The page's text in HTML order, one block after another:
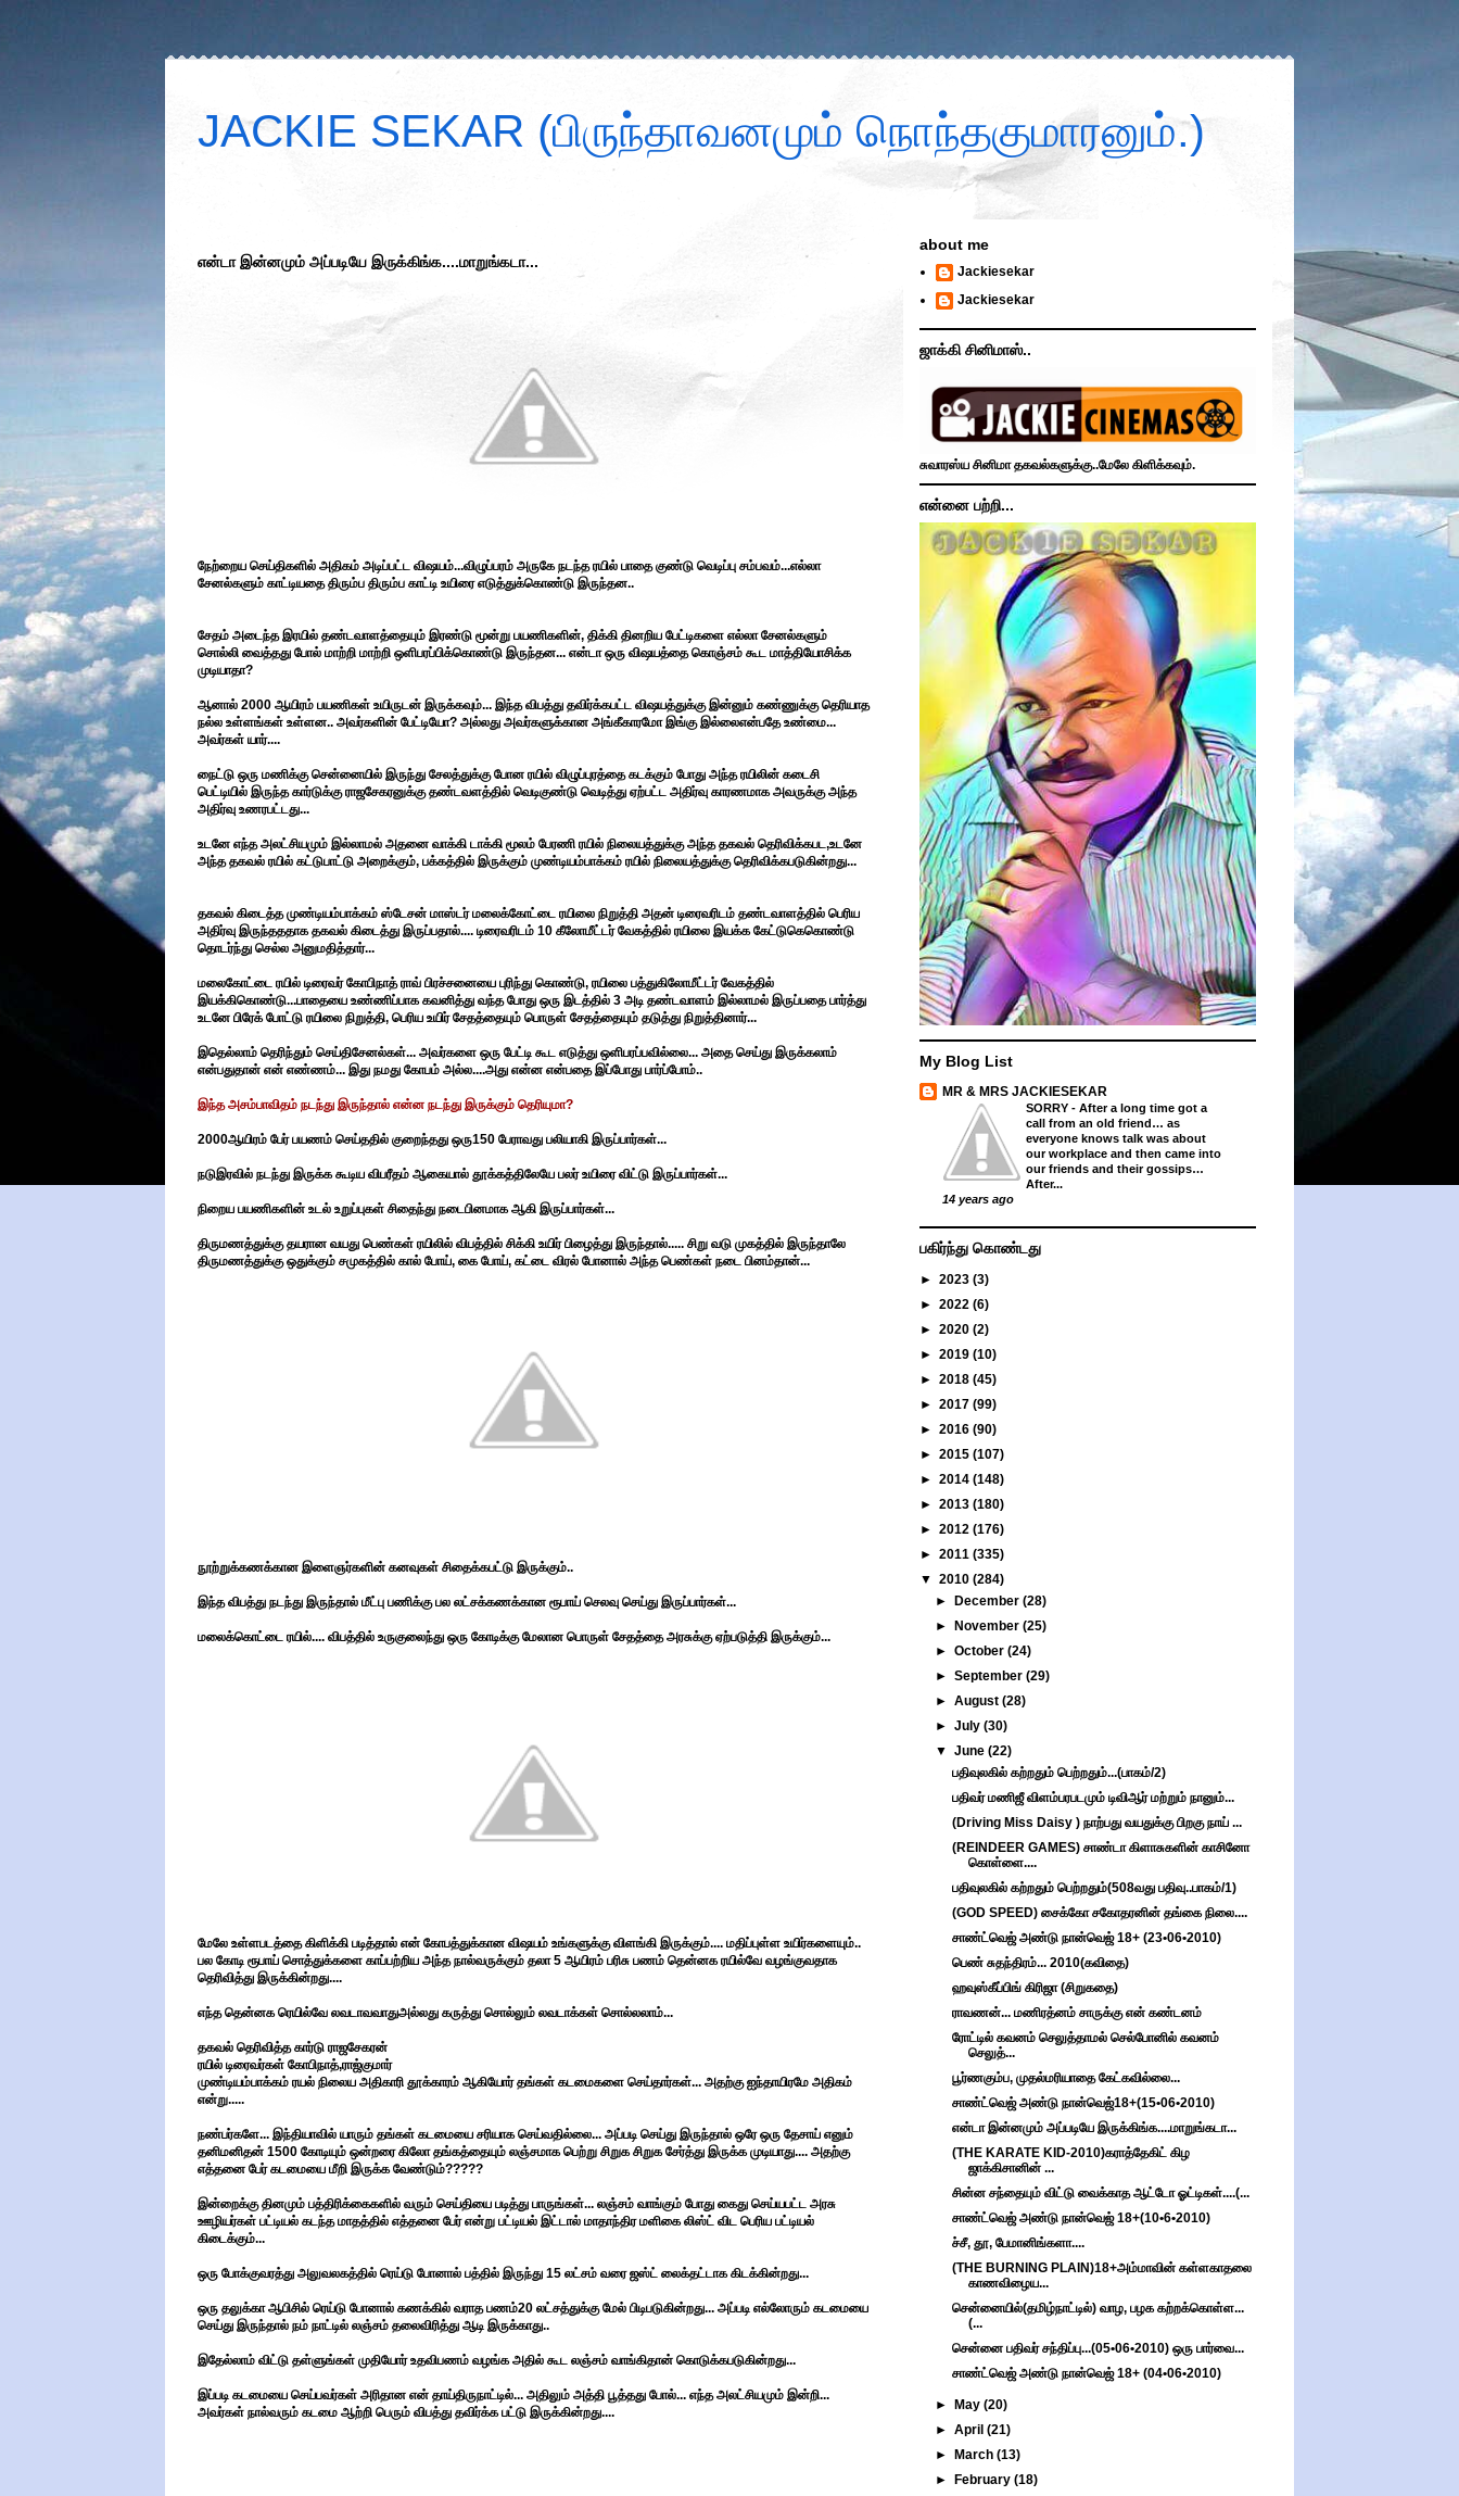
JACKIE SEKAR (பிருந்தாவனமும் நொந்தகுமாரனும்.)
என்டா இன்னமும் அப்படியே இருக்கிங்க....மாறுங்கடா...
நேற்றைய செய்திகளில் அதிகம் அடிப்பட்ட விஷயம்...விழுப்பரம் அருகே நடந்த ரயில் பாதை குண்டு வெடிப்பு சம்பவம்...எல்லா
சேனல்களும் காட்டியதை திரும்ப திரும்ப காட்டி உயிரை எடுத்துக்கொண்டு இருந்தன..
சேதம் அடைந்த இரயில் தண்டவாளத்தையும் இரண்டு மூன்று பயணிகளின், திக்கி தினறிய பேட்டிகளை எல்லா சேனல்களும்
சொல்லி வைத்தது போல் மாற்றி மாற்றி ஒளிபரப்பிக்கொண்டு இருந்தன... என்டா ஒரு விஷயத்தை கொஞ்சம் கூட மாத்தியோசிக்க
முடியாதா?
ஆனால் 2000 ஆயிரம் பயணிகள் உயிருடன் இருக்கவும்... இந்த விபத்து தவிர்க்கபட்ட விஷயத்துக்கு இன்னும் கண்ணுக்கு தெரியாத
நல்ல உள்ளங்கள் உள்ளன.. அவர்களின் பேட்டியோ? அல்லது அவர்களுக்கான அங்கீகாரமோ இங்கு இல்லைஎன்பதே உண்மை...
அவர்கள் யார்....
நைட்டு ஒரு மணிக்கு சென்னையில் இருந்து சேலத்துக்கு போன ரயில் விழுப்புரத்தை கடக்கும் போது அந்த ரயிலின் கடைசி
பெட்டியில் இருந்த கார்டுக்கு ராஜசேகரனுக்கு தண்டவளத்தில் வெடிகுண்டு வெடித்து ஏற்பட்ட அதிர்வு காரணமாக அவருக்கு அந்த
அதிர்வு உணரபட்டது...
உடனே எந்த அலட்சியமும் இல்லாமல் அதனை வாக்கி டாக்கி மூலம் பேரணி ரயில் நிலையத்துக்கு அந்த தகவல் தெரிவிக்கபட,உடனே
அந்த தகவல் ரயில் கட்டுபாட்டு அறைக்கும், பக்கத்தில் இருக்கும் முண்டியம்பாக்கம் ரயில் நிலையத்துக்கு தெரிவிக்கபடுகின்றது...
தகவல் கிடைத்த முண்டியம்பாக்கம் ஸ்டேசன் மாஸ்டர் மலைக்கோட்டை ரயிலை நிறுத்தி அதன் டிரைவரிடம் தண்டவாளத்தில் பெரிய
அதிர்வு இருந்தததாக தகவல் கிடைத்து இருப்பதால்.... டிரைவரிடம் 10 கீலோமீட்டர் வேகத்தில் ரயிலை இயக்க கேட்டுகெகொண்டு
தொடர்ந்து செல்ல அனுமதித்தார்...
மலைகோட்டை ரயில் டிரைவர் கோபிநாத் ராவ் பிரச்சனையை புரிந்து கொண்டு, ரயிலை பத்துகிலோமீட்டர் வேகத்தில்
இயக்கிகொண்டு...பாதையை உண்ணிப்பாக கவனித்து வந்த போது ஒரு இடத்தில் 3 அடி தண்டவாளம் இல்லாமல் இருப்பதை பார்த்து
உடனே பிரேக் போட்டு ரயிலை நிறுத்தி, பெரிய உயிர் சேதத்தையும் பொருள் சேதத்தையும் தடுத்து நிறுத்தினார்...
இதெல்லாம் தெரிந்தும் செய்திசேனல்கள்... அவர்களை ஒரு பேட்டி கூட எடுத்து ஒளிபரப்பவில்லை... அதை செய்து இருக்கலாம்
என்பதுதான் என் எண்ணம்... இது நமது கோபம் அல்ல....அது என்ன என்பதை இப்போது பார்ப்போம்..
இந்த அசம்பாவிதம் நடந்து இருந்தால் என்ன நடந்து இருக்கும் தெரியுமா?
2000ஆயிரம் பேர் பயணம் செய்ததில் குறைந்தது ஒரு150 பேராவது பலியாகி இருப்பார்கள்...
நடுஇரவில் நடந்து இருக்க கூடிய விபரீதம் ஆகையால் தூக்கத்திலேயே பலர் உயிரை விட்டு இருப்பார்கள்...
நிறைய பயணிகளின் உடல் உறுப்புகள் சிதைந்து நடைபினமாக ஆகி இருப்பார்கள்...
திருமணத்துக்கு தயரான வயது பெண்கள் ரயிலில் விபத்தில் சிக்கி உயிர் பிழைத்து இருந்தால்..... சிறு வடு முகத்தில் இருந்தாலே
திருமணத்துக்கு ஒதுக்கும் சமுகத்தில் கால் போய், கை போய், கட்டை விரல் போனால் அந்த பெண்கள் நடை பினம்தான்...
நூற்றுக்கணக்கான இளைஞர்களின் கனவுகள் சிதைக்கபட்டு இருக்கும்..
இந்த விபத்து நடந்து இருந்தால் மீட்பு பணிக்கு பல லட்சக்கணக்கான ரூபாய் செலவு செய்து இருப்பார்கள்...
மலைக்கொட்டை ரயில்.... விபத்தில் உருகுலைந்து ஒரு கோடிக்கு மேலான பொருள் சேதத்தை அரசுக்கு ஏற்படுத்தி இருக்கும்...
மேலே உள்ளபடத்தை கிளிக்கி படித்தால் என் கோபத்துக்கான விஷயம் உங்களுக்கு விளங்கி இருக்கும்.... மதிப்புள்ள உயிர்களையும்..
பல கோடி ரூபாய் சொத்துக்களை காப்பற்றிய அந்த நால்வருக்கும் தலா 5 ஆயிரம் பரிசு பணம் தென்னக ரயில்வே வழங்குவதாக
தெரிவித்து இருக்கின்றது....
எந்த தென்னக ரெயில்வே லவடாவவாதுஅல்லது கருத்து சொல்லும் லவடாக்கள் சொல்லலாம்...
தகவல் தெரிவித்த கார்டு ராஜசேகரன்
ரயில் டிரைவர்கள் கோபிநாத்,ராஜ்குமார்
முண்டியம்பாக்கம் ரயல் நிலைய அதிகாரி தூக்காரம் ஆகியோர் தங்கள் கடமைகளை செய்தார்கள்... அதற்கு ஐந்தாயிரமே அதிகம்
என்று.....
நண்பர்களே... இந்தியாவில் யாரும் தங்கள் கடமையை சரியாக செய்வதில்லை... அப்படி செய்து இருந்தால் ஒரே ஒரு தேசாய் எனும்
தனிமனிதன் 1500 கோடியும் ஒன்றரை கிலோ தங்கத்தையும் லஞ்சமாக பெற்று சிறுக சிறுக சேர்த்து இருக்க முடியாது.... அதற்கு
எத்தனை பேர் கடமையை மீறி இருக்க வேண்டும்?????
இன்றைக்கு தினமும் பத்திரிக்கைகளில் வரும் செய்தியை படித்து பாருங்கள்... லஞ்சம் வாங்கும் போது கைது செய்யபட்ட அரசு
ஊழியர்கள் பட்டியல் கடந்த மாதத்தில் எத்தனை பேர் என்று பட்டியல் இட்டால் மாதாந்திர மளிகை லிஸ்ட் விட பெரிய பட்டியல்
கிடைக்கும்...
ஒரு போக்குவரத்து அலுவலகத்தில் ரெய்டு போனால் பத்தில் இருந்து 15 லட்சம் வரை ஜஸ்ட் லைக்தட்டாக கிடக்கின்றது...
ஒரு தலுக்கா ஆபிசில் ரெய்டு போனால் கணக்கில் வராத பணம்20 லட்சத்துக்கு மேல் பிடிபடுகின்றது... அப்படி எல்லோரும் கடமையை
செய்து இருந்தால் நம் நாட்டில் லஞ்சம் தலைவிரித்து ஆடி இருக்காது..
இதேல்லாம் விட்டு தள்ளுங்கள் முதியோர் உதவிபணம் வழங்க அதில் கூட லஞ்சம் வாங்கிதான் கொடுக்கபடுகின்றது...
இப்படி கடமையை செய்பவர்கள் அரிதான என் தாய்திருநாட்டில்... அதிலும் அத்தி பூத்தது போல்... எந்த அலட்சியமும் இன்றி...
அவர்கள் நால்வரும் கடமை ஆற்றி பெரும் விபத்து தவிர்க்க பட்டு இருக்கின்றது....
about me
Jackiesekar
Jackiesekar
ஜாக்கி சினிமாஸ்..
சுவாரஸ்ய சினிமா தகவல்களுக்கு..மேலே கிளிக்கவும்.
என்னை பற்றி...
My Blog List
MR & MRS JACKIESEKAR
SORRY - After a long time got a
call from an old friend… as
everyone knows talk was about
our workplace and then came into
our friends and their gossips…
After...
14 years ago
பகிர்ந்து கொண்டது
► 2023 (3)
► 2022 (6)
► 2020 (2)
► 2019 (10)
► 2018 (45)
► 2017 (99)
► 2016 (90)
► 2015 (107)
► 2014 (148)
► 2013 (180)
► 2012 (176)
► 2011 (335)
▼ 2010 (284)
►
December(28)
►
November(25)
►October(24)
►September(29)
►August(28)
►July(30)
▼June(22)
பதிவுலகில் கற்றதும் பெற்றதும்...(பாகம்/2)
பதிவர் மணிஜீ விளம்பரபடமும் டிவிஆர் மற்றும் நானும்...
(Driving Miss Daisy ) நாற்பது வயதுக்கு பிறகு நாய் ...
(REINDEER GAMES) சாண்டா கிளாசுகளின் காசினோ
கொள்ளை....
பதிவுலகில் கற்றதும் பெற்றதும்(508வது பதிவு..பாகம்/1)
(GOD SPEED) சைக்கோ சகோதரனின் தங்கை நிலை....
சாண்ட்வெஜ் அண்டு நான்வெஜ் 18+ (23•06•2010)
பெண் சுதந்திரம்... 2010(கவிதை)
ஹவுஸ்கீப்பிங் கிரிஜா (சிறுகதை)
ராவணன்... மணிரத்னம் சாருக்கு என் கண்டனம்
ரோட்டில் கவனம் செலுத்தாமல் செல்போனில் கவனம்
செலுத்...
பூர்ணகும்ப, முதல்மரியாதை கேட்கவில்லை...
சாண்ட்வெஜ் அண்டு நான்வெஜ்18+(15•06•2010)
என்டா இன்னமும் அப்படியே இருக்கிங்க....மாறுங்கடா...
(THE KARATE KID-2010)கராத்தேகிட் கிழ
ஜாக்கிசானின் ...
சின்ன சந்தையும் விட்டு வைக்காத ஆட்டோ ஓட்டிகள்....(...
சாண்ட்வெஜ் அண்டு நான்வெஜ் 18+(10•6•2010)
ச்சீ, தூ, பேமானிங்களா....
(THE BURNING PLAIN)18+அம்மாவின் கள்ளகாதலை
காணவிழைய...
சென்னையில்(தமிழ்நாட்டில்) வாழ, பழக கற்றக்கொள்ள...
(...
சென்னை பதிவர் சந்திப்பு...(05•06•2010) ஒரு பார்வை...
சாண்ட்வெஜ் அண்டு நான்வெஜ் 18+ (04•06•2010)
► May(20)
►April(21)
►
March(13)
►
February(18)